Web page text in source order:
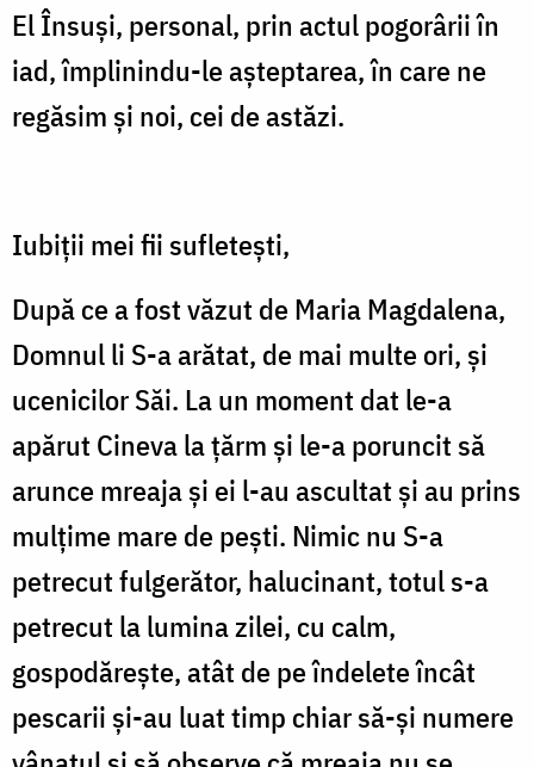
El Însuși, personal, prin actul pogorârii în
iad, împlinindu-le așteptarea, în care ne
regăsim și noi, cei de astăzi.
Iubiții mei fii sufletești,
După ce a fost văzut de Maria Magdalena,
Domnul li S-a arătat, de mai multe ori, și
ucenicilor Săi. La un moment dat le-a
apărut Cineva la țărm și le-a poruncit să
arunce mreaja și ei l-au ascultat și au prins
mulțime mare de pești. Nimic nu S-a
petrecut fulgerător, halucinant, totul s-a
petrecut la lumina zilei, cu calm,
gospodărește, atât de pe îndelete încât
pescarii și-au luat timp chiar să-și numere